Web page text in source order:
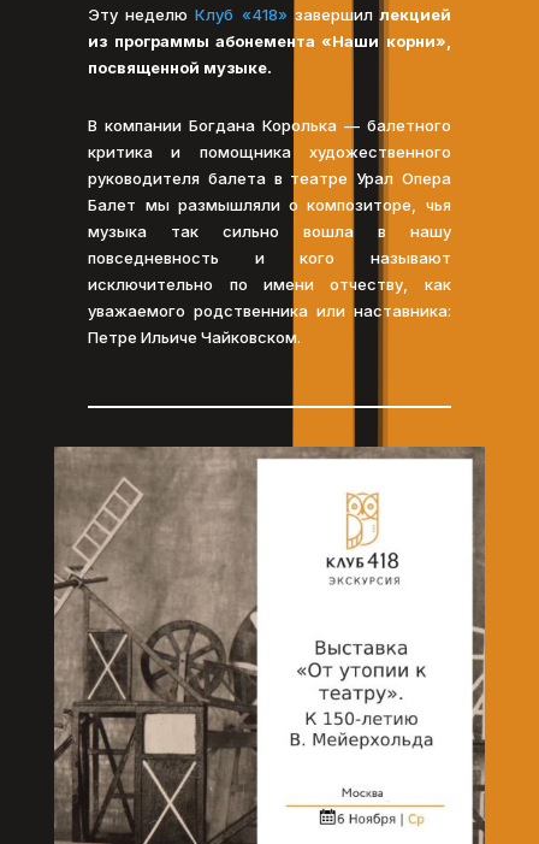
Эту неделюКлуб «418» завершиллекцией
из программы абонемента «Наши корни»,
посвященной музыке.
В компании Богдана Королька — балетного
критика и помощника художественного
руководителя балета в театре Урал Опера
Балет мы размышляли о композиторе, чья
музыка так сильно вошла в нашу
повседневность и кого называют
исключительно по имени отчеству, как
уважаемого родственника или наставника:
Петре Ильиче Чайковском.